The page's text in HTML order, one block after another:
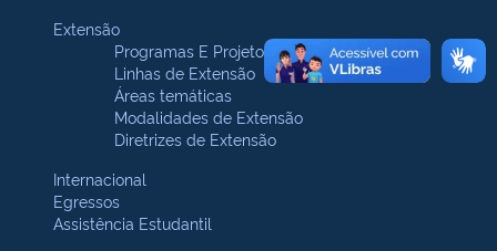
Extensão
Programas E Projetos
Linhas de Extensão
Áreas temáticas
Modalidades de Extensão
Diretrizes de Extensão
Internacional
Egressos
Assistência Estudantil